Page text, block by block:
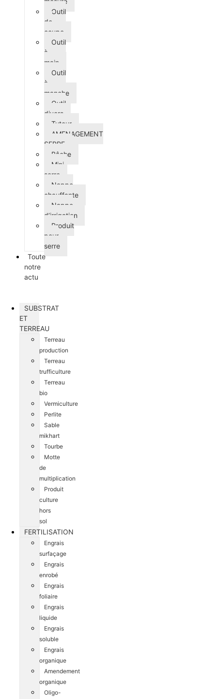
Outil
de
coupe
Outil
à
main
Outil
à
manche
Outil
divers
Tuteur
AMENAGEMENT
SERRE
Bâche
Mini-
serre
Nappe
chauffante
Nappe
d’irrigation
Produit
pour
serre
Toute
notre
actu
SUBSTRAT
ET
TERREAU
Terreau
production
Terreau
trufficulture
Terreau
bio
Vermiculture
Perlite
Sable
mikhart
Tourbe
Motte
de
multiplication
Produit
culture
hors
sol
FERTILISATION
Engrais
surfaçage
Engrais
enrobé
Engrais
foliaire
Engrais
liquide
Engrais
soluble
Engrais
organique
Amendement
organique
Oligo-